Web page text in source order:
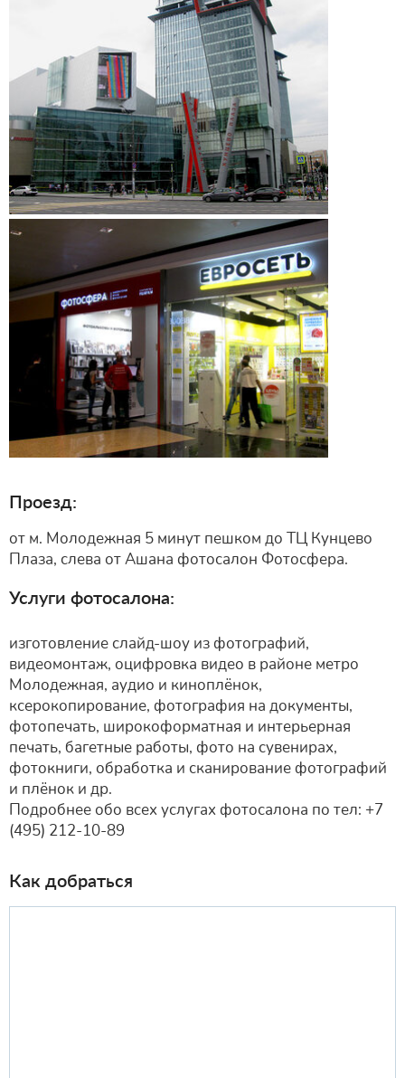
Проезд:
от м. Молодежная 5 минут пешком до ТЦ Кунцево
Плаза, слева от Ашана фотосалон Фотосфера.
Услуги фотосалона:
изготовление слайд-шоу из фотографий,
видеомонтаж, оцифровка видео в районе метро
Молодежная, аудио и киноплёнок,
ксерокопирование, фотография на документы,
фотопечать, широкоформатная и интерьерная
печать, багетные работы, фото на сувенирах,
фотокниги, обработка и сканирование фотографий
и плёнок и др.
Подробнее обо всех услугах фотосалона по тел: +7
(495) 212-10-89
Как добраться